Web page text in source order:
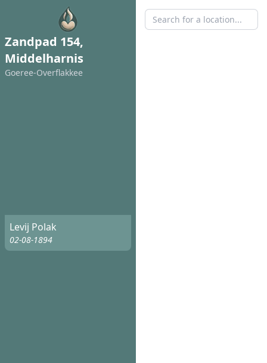
Zandpad 154,
Middelharnis
Goeree-Overflakkee
Levij Polak
02-08-1894